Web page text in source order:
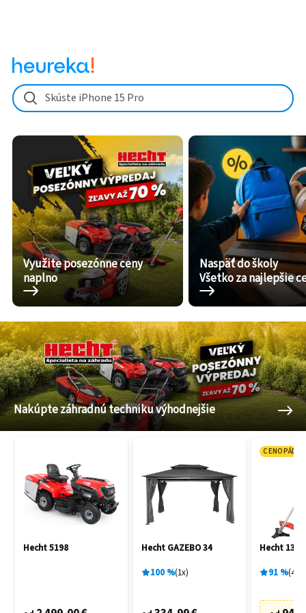
Skúste iPhone 15 Pro
Využite posezónne ceny
naplno
Naspäť do školy
Všetko za najlepšie
Nakúpte záhradnú techniku výhodnejšie
Hecht 5198
Hecht GAZEBO 34
100% 1x
CENOPÁD
Hecht 135
91% 48